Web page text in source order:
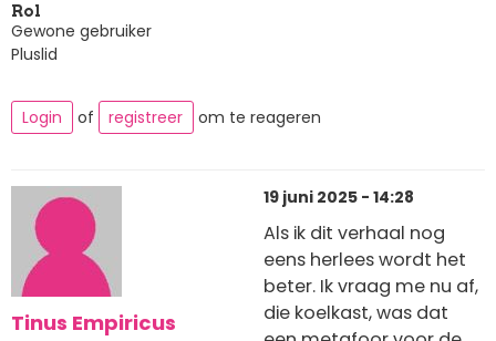
Rol
Gewone gebruiker
Pluslid
Login of registreer om te reageren
Tinus Empiricus
19 juni 2025 - 14:28
Als ik dit verhaal nog
eens herlees wordt het
beter. Ik vraag me nu af,
die koelkast, was dat